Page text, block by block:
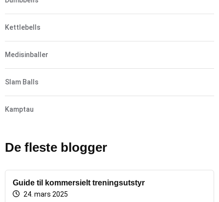
Kettlebells
Medisinballer
Slam Balls
Kamptau
De fleste blogger
Guide til kommersielt treningsutstyr
24. mars 2025